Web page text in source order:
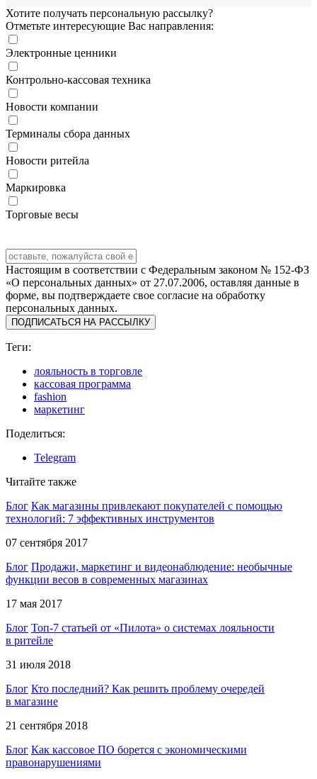
Хотите получать персональную рассылку?
Отметьте интересующие Вас направления:
Электронные ценники
Контрольно-кассовая техника
Новости компании
Терминалы сбора данных
Новости ритейла
Маркировка
Торговые весы
Настоящим в соответствии с Федеральным законом № 152-ФЗ
«О персональных данных» от 27.07.2006, оставляя данные в
форме, вы подтверждаете свое согласие на обработку
персональных данных.
ПОДПИСАТЬСЯ НА РАССЫЛКУ
Теги:
лояльность в торговле
кассовая программа
fashion
маркетинг
Поделиться:
Telegram
Читайте также
Блог Как магазины привлекают покупателей с помощью
технологий: 7 эффективных инструментов
07 сентября 2017
Блог Продажи, маркетинг и видеонаблюдение: необычные
функции весов в современных магазинах
17 мая 2017
Блог Топ-7 статьей от «Пилота» о системах лояльности
в ритейле
31 июля 2018
Блог Кто последний? Как решить проблему очередей
в магазине
21 сентября 2018
Блог Как кассовое ПО борется с экономическими
правонарушениями